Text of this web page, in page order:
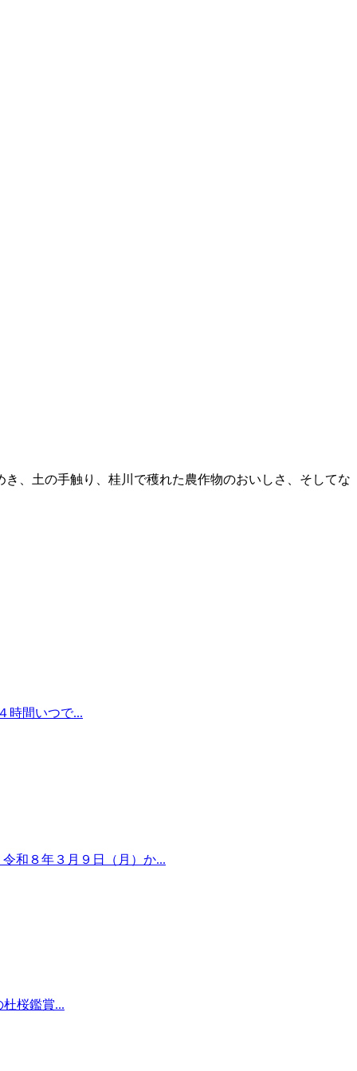
、土の手触り、桂川で穫れた農作物のおいしさ、そしてな
時間いつで...
和８年３月９日（月）か...
桜鑑賞...